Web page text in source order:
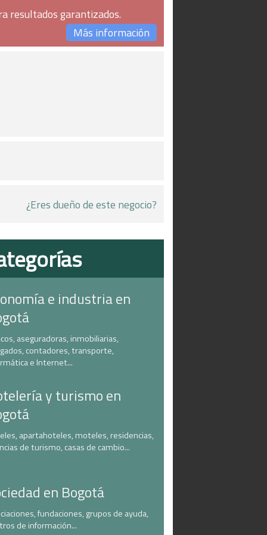
resultados garantizados.
Más información
¿Eres dueño de este negocio?
e industria en
aseguradoras, inmobiliarias,
contadores, transporte,
e Internet...
y turismo en
apartahoteles, moteles, residencias,
de turismo, casas de cambio...
en Bogotá
fundaciones, grupos de ayuda,
de información...